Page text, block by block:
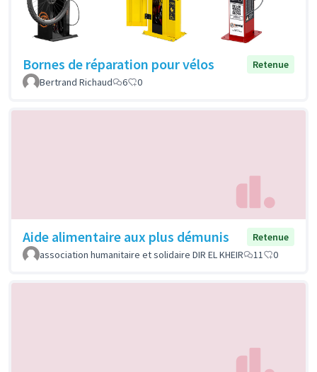
Bornes de réparation pour vélos
Retenue
Bertrand Richaud
6 0
Aide alimentaire aux plus démunis
Retenue
association humanitaire et solidaire DIR EL KHEIR
11 0